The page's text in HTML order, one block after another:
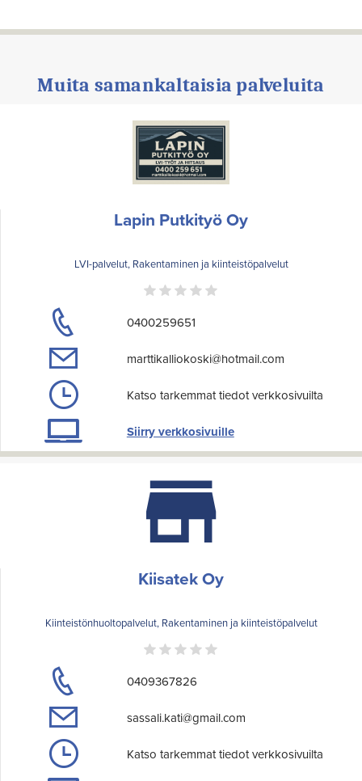
Muita samankaltaisia palveluita
Lapin Putkityö Oy
LVI-palvelut, Rakentaminen ja kiinteistöpalvelut
0400259651
marttikalliokoski@hotmail.com
Katso tarkemmat tiedot verkkosivuilta
Siirry verkkosivuille
Kiisatek Oy
Kiinteistönhuoltopalvelut, Rakentaminen ja kiinteistöpalvelut
0409367826
sassali.kati@gmail.com
Katso tarkemmat tiedot verkkosivuilta